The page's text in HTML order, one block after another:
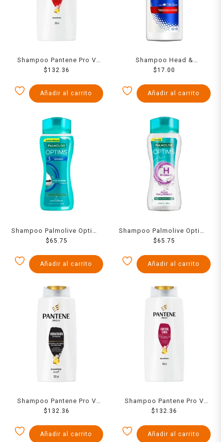
Shampoo Pantene Pro V
rizos definidos 700 ml
$132.36
Añadir al carrito
Shampoo Head &
Shoulders Men con Old
$17.00
Añadir al carrito
Shampoo Palmolive Optims
Nivel 3 acondicionamiento
700 ml
$65.75
Añadir al carrito
Shampoo Palmolive Optims
hydrate fórmula con ácido
$65.75
Añadir al carrito
Shampoo Pantene Pro V
hidratación extrema 700 ml
$132.36
Añadir al carrito
Shampoo Pantene Pro V
control caída 700 ml
$132.36
Añadir al carrito